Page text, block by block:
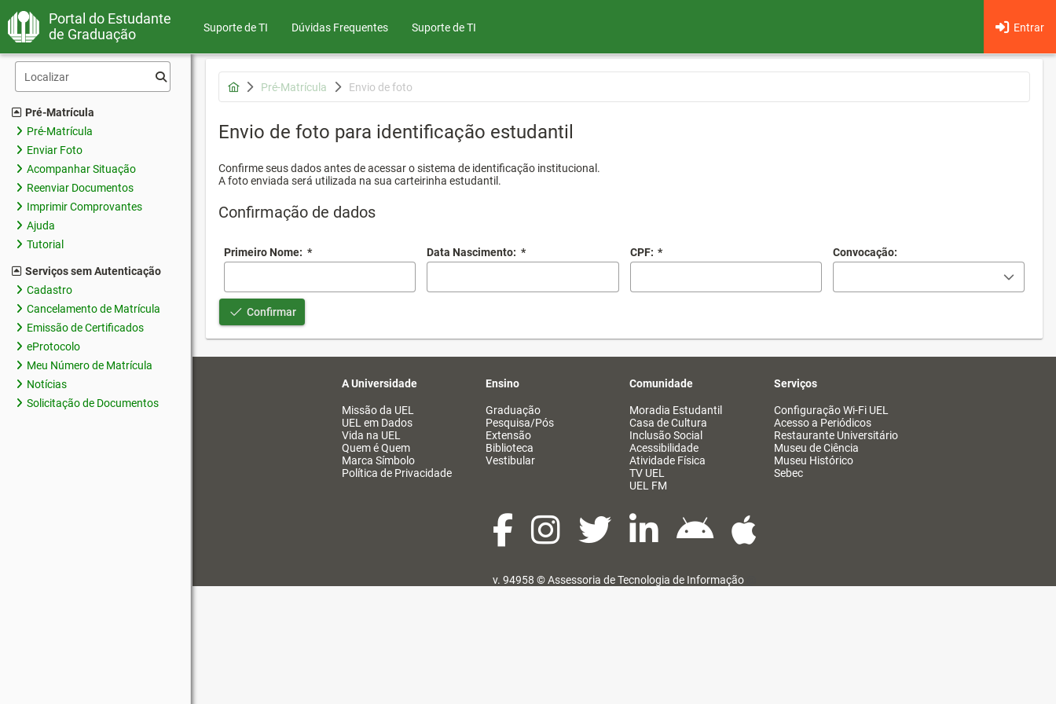
Portal do Estudante
de Graduação
Suporte de TI Dúvidas Frequentes Entrar
Suporte de TI
Pré-Matrícula
Pré-Matrícula
Enviar Foto
Acompanhar Situação
Reenviar Documentos
Imprimir Comprovantes
Ajuda
Tutorial
Serviços sem Autenticação
Cadastro
Cancelamento de Matrícula
Emissão de Certificados
eProtocolo
Meu Número de Matrícula
Notícias
Solicitação de Documentos
Pré-Matrícula Envio de foto
Envio de foto para identificação estudantil
Confirme seus dados antes de acessar o sistema de identificação institucional.
A foto enviada será utilizada na sua carteirinha estudantil.
Confirmação de dados
Primeiro Nome: * Data Nascimento: * CPF: * Convocação:
Confirmar
A Universidade
Missão da UEL
UEL em Dados
Vida na UEL
Quem é Quem
Marca Símbolo
Política de Privacidade
Ensino
Graduação
Pesquisa/Pós
Extensão
Biblioteca
Vestibular
Comunidade
Moradia Estudantil
Casa de Cultura
Inclusão Social
Acessibilidade
Atividade Física
TV UEL
UEL FM
Serviços
Configuração Wi-Fi UEL
Acesso a Periódicos
Restaurante Universitário
Museu de Ciência
Museu Histórico
Sebec
v. 94958 ©Assessoria de Tecnologia de Informação